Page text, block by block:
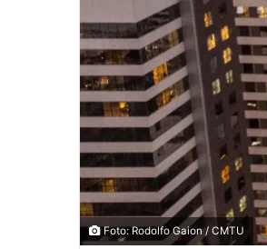
Foto: Rodolfo Gaion / CMTU